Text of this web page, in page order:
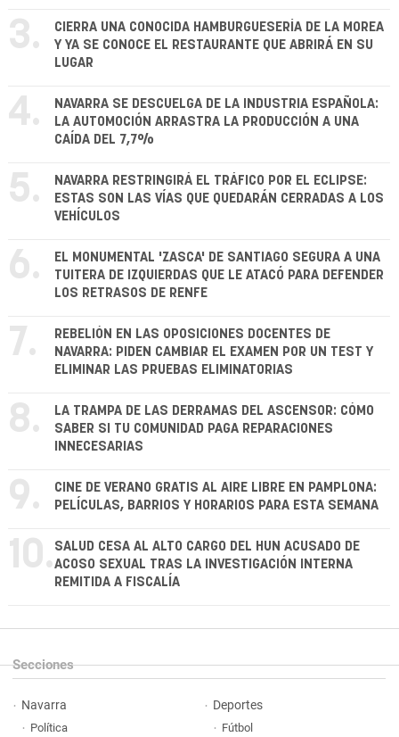
3.
CIERRA UNA CONOCIDA HAMBURGUESERÍA DE LA MOREA
Y YA SE CONOCE EL RESTAURANTE QUE ABRIRÁ EN SU
LUGAR
4.
NAVARRA SE DESCUELGA DE LA INDUSTRIA ESPAÑOLA:
LA AUTOMOCIÓN ARRASTRA LA PRODUCCIÓN A UNA
CAÍDA DEL 7,7%
5.
NAVARRA RESTRINGIRÁ EL TRÁFICO POR EL ECLIPSE:
ESTAS SON LAS VÍAS QUE QUEDARÁN CERRADAS A LOS
VEHÍCULOS
6.
EL MONUMENTAL 'ZASCA' DE SANTIAGO SEGURA A UNA
TUITERA DE IZQUIERDAS QUE LE ATACÓ PARA DEFENDER
LOS RETRASOS DE RENFE
7.
REBELIÓN EN LAS OPOSICIONES DOCENTES DE
NAVARRA: PIDEN CAMBIAR EL EXAMEN POR UN TEST Y
ELIMINAR LAS PRUEBAS ELIMINATORIAS
8.
LA TRAMPA DE LAS DERRAMAS DEL ASCENSOR: CÓMO
SABER SI TU COMUNIDAD PAGA REPARACIONES
INNECESARIAS
9.
CINE DE VERANO GRATIS AL AIRE LIBRE EN PAMPLONA:
PELÍCULAS, BARRIOS Y HORARIOS PARA ESTA SEMANA
10. SALUD CESA AL ALTO CARGO DEL HUN ACUSADO DE
ACOSO SEXUAL TRAS LA INVESTIGACIÓN INTERNA
REMITIDA A FISCALÍA
Secciones
Navarra
Política
Deportes
Fútbol